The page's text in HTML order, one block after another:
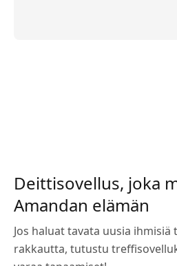
Deittisovellus, joka
Amandan elämän
Jos haluat tavata uusia
rakkautta, tutustu